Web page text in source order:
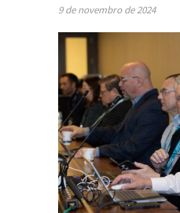
9 de novembro de 2024